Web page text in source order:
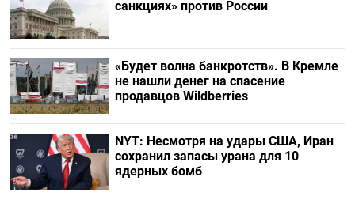
санкциях» против России
«Будет волна банкротств». В Кремле
не нашли денег на спасение
продавцов Wildberries
NYT: Несмотря на удары США, Иран
сохранил запасы урана для 10
ядерных бомб